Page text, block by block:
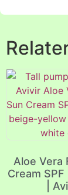
Aloe Vera
Cream
|